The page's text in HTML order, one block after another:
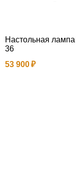
Настольная
36
53 900